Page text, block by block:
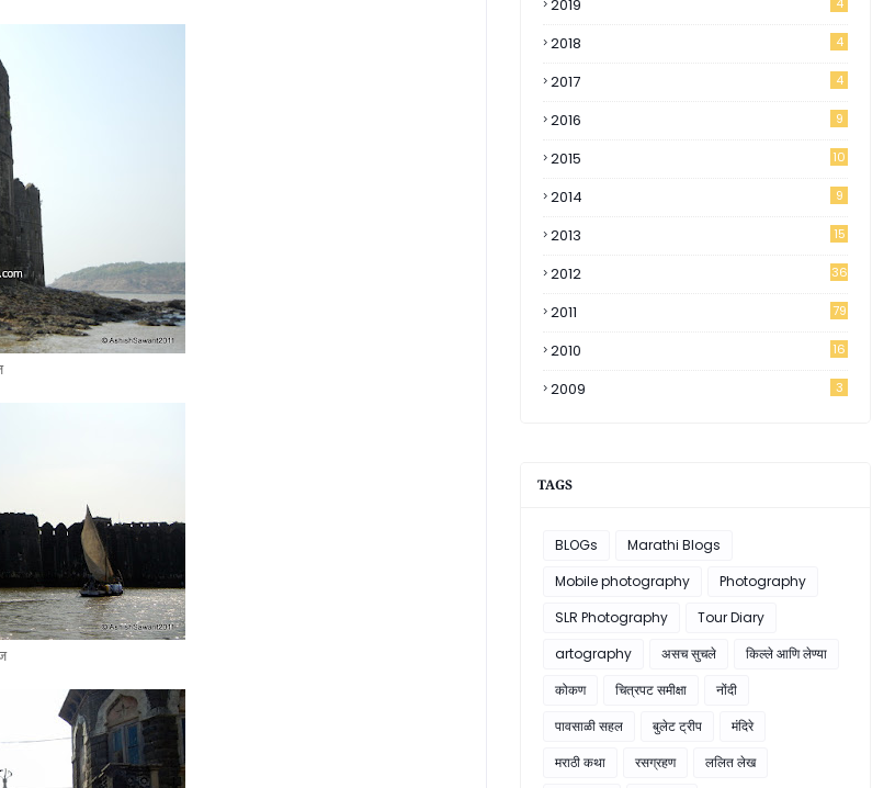
2019
2018 4
2017 4
2016 9
2015 10
2014 9
2013 15
2012 36
2011 79
2010 16
2009 3
TAGS
BLOGs
Marathi Blogs
Mobile photography
Photography
SLR Photography
Tour Diary
artography
असच सुचले
किल्ले आणि लेण्या
कोकण
चित्रपट समीक्षा
नोंदी
पावसाळी सहल
बुलेट ट्रीप
मंदिरे
मराठी कथा
रसग्रहण
ललित लेख